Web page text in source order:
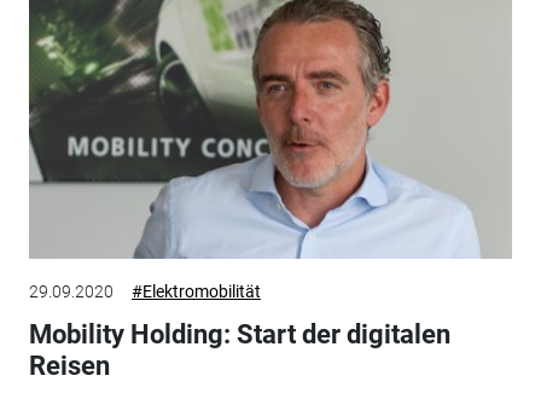
29.09.2020 #Elektromobilität
Mobility Holding: Start der digitalen
Reisen